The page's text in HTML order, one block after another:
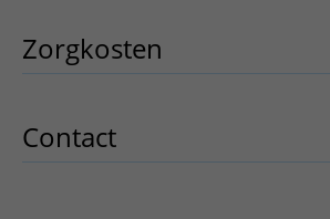
Zorgkosten uitklapper,
Contact uitklapper, klik